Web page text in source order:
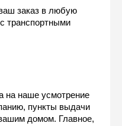
заказ в любую
транспортными
на наше усмотрение
пункты выдачи
домом. Главное,